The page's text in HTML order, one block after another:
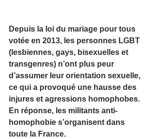
Depuis la loi du mariage pour tous
votée en 2013, les personnes LGBT
(lesbiennes, gays, bisexuelles et
transgenres) n’ont plus peur
d’assumer leur orientation sexuelle,
ce qui a provoqué une hausse des
injures et agressions homophobes.
En réponse, les militants anti-
homophobie s’organisent dans
toute la France.